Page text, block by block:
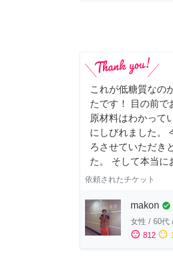
これが低糖質なの
たです！ 目の前で
原材料はわかって
にしびれました。
ろさせていただき
た。 そして本当に
依頼されたチケット
makon check_circle
女性 / 60代
sentiment_satisfied 812 sentiment_neutral